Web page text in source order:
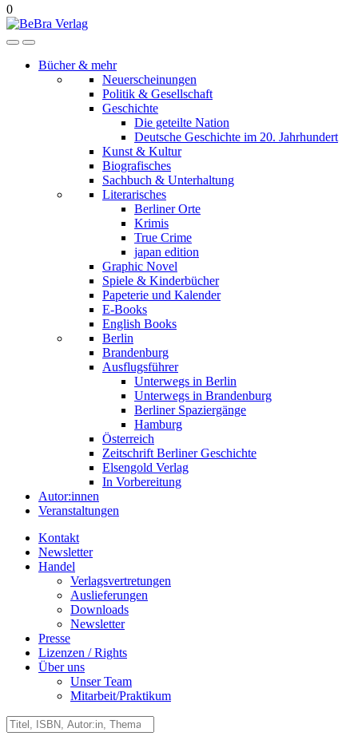
0
Bücher & mehr
Neuerscheinungen
Politik & Gesellschaft
Geschichte
Die geteilte Nation
Deutsche Geschichte im 20. Jahrhundert
Kunst & Kultur
Biografisches
Sachbuch & Unterhaltung
Literarisches
Berliner Orte
Krimis
True Crime
japan edition
Graphic Novel
Spiele & Kinderbücher
Papeterie und Kalender
E-Books
English Books
Berlin
Brandenburg
Ausflugsführer
Unterwegs in Berlin
Unterwegs in Brandenburg
Berliner Spaziergänge
Hamburg
Österreich
Zeitschrift Berliner Geschichte
Elsengold Verlag
In Vorbereitung
Autor:innen
Veranstaltungen
Kontakt
Newsletter
Handel
Verlagsvertretungen
Auslieferungen
Downloads
Newsletter
Presse
Lizenzen / Rights
Über uns
Unser Team
Mitarbeit/Praktikum